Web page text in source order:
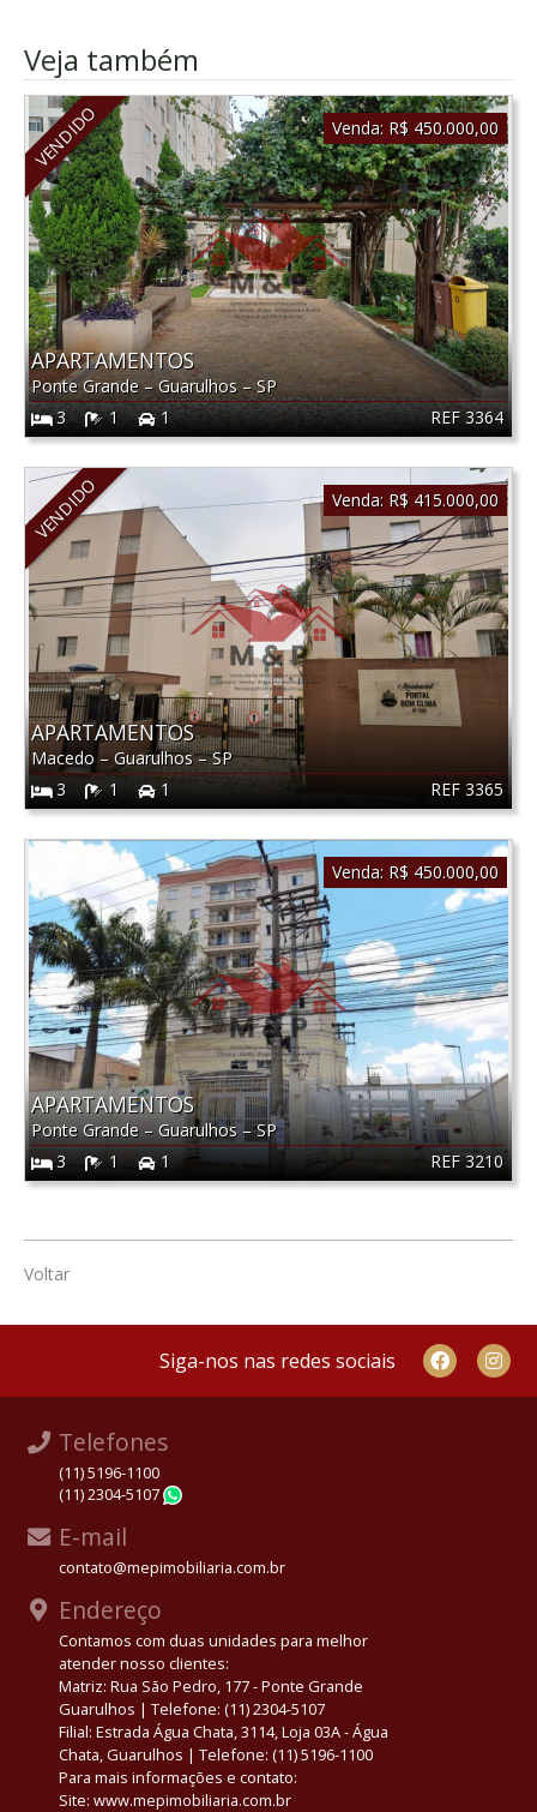
Veja também
VENDIDO
REF 3364
APARTAMENTOS
Ponte Grande –Guarulhos –SP
3
1 1
Venda: R$ 450.000,00
VENDIDO
REF 3365
APARTAMENTOS
Macedo– Guarulhos–SP
3
1 1
Venda: R$ 415.000,00
REF 3210
APARTAMENTOS
Ponte Grande – Guarulhos–SP
3
1 1
Venda: R$ 450.000,00
Voltar
Siga-nos nas redes sociais
Telefones
(11) 5196-1100
(11) 2304-5107
E-mail
contato@mepimobiliaria.com.br
Endereço
Contamos com duas unidades para melhor
atender nosso clientes:
Matriz: Rua São Pedro, 177 - Ponte Grande
Guarulhos | Telefone: (11) 2304-5107
Filial: Estrada Água Chata, 3114, Loja 03A - Água
Chata, Guarulhos | Telefone: (11) 5196-1100
Para mais informações e contato:
Site: www.mepimobiliaria.com.br